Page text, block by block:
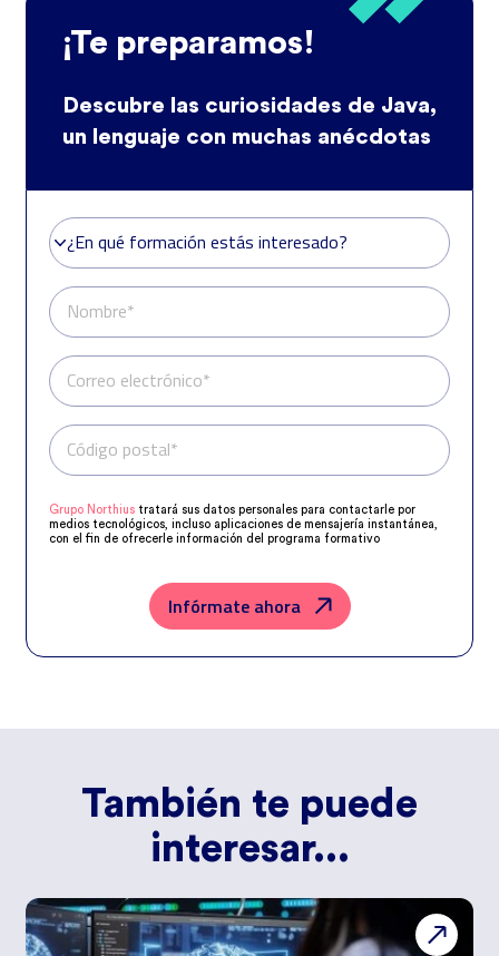
¡Te preparamos!
Descubre las curiosidades de Java,
un lenguaje con muchas anécdotas
¿En qué formación estás interesado?
¿En qué formación estás interesado?
Nombre*
Correo electrónico*
Teléfono*
Código postal*
Grupo Northius tratará sus datos personales para contactarle por
medios tecnológicos, incluso aplicaciones de mensajería instantánea,
con el fin de ofrecerle información del programa formativo
correspondiente. Compartiremos su solicitud con las empresas que
Grupo Northius
, con el objeto de que estas puedan
hacerle llegar la mejor oferta de productos y servicios de acuerdo a su
petición. Quedan reconocidos los derechos de acceso, rectificación,
Privacidad.
Infórmate ahora
También te puede
interesar...